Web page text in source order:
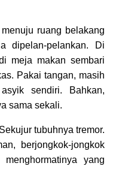
ruang belakang
dipelan-pelankan. Di
meja makan sembari
Pakai tangan, masih
sendiri. Bahkan,
sama sekali.
tubuhnya tremor.
berjongkok-jongkok
yang